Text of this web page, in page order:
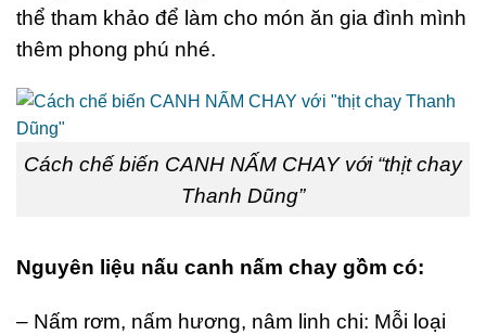
thể tham khảo để làm cho món ăn gia đình mình
thêm phong phú nhé.
Cách chế biến CANH NẤM CHAY với “thịt chay
Thanh Dũng”
Nguyên liệu nấu canh nấm chay gồm có:
– Nấm rơm, nấm hương, nâm linh chi: Mỗi loại